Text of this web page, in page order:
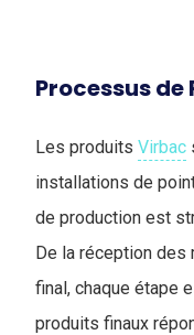
Processus
Les produits Virbac
installations de
de production est
De la réception des
final, chaque étape
produits finaux